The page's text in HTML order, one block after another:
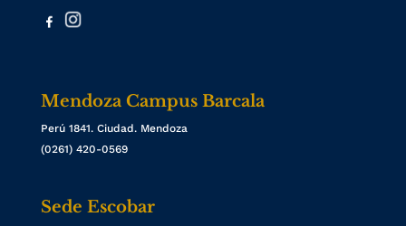
Mendoza Campus Barcala
Perú 1841. Ciudad. Mendoza
(0261) 420-0569
Sede Escobar